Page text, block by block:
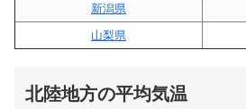
新潟県
山梨県
北陸地方の平均気温